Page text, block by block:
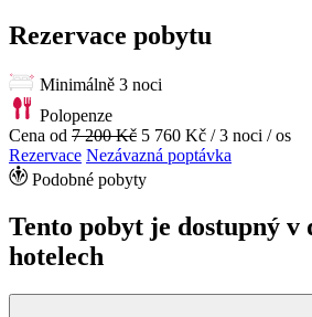
Rezervace pobytu
Minimálně 3 noci
Polopenze
Cena od 7 200 Kč 5 760 Kč / 3 noci / os
Rezervace Nezávazná poptávka
Podobné pobyty
Tento pobyt je dostupný v
hotelech